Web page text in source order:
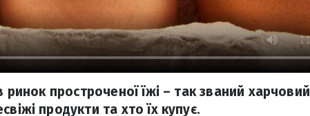
ринок простроченої їжі – так званий харчовий
продукти та хто їх купує.